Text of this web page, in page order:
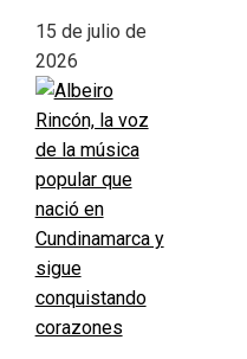
15 de julio de
2026